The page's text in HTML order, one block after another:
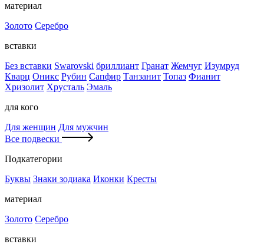
материал
Золото Серебро
вставки
Без вставки Swarovski бриллиант Гранат Жемчуг Изумруд
Кварц Оникс Рубин Сапфир Танзанит Топаз Фианит
Хризолит Хрусталь Эмаль
для кого
Для женщин Для мужчин
Все подвески
Подкатегории
Буквы Знаки зодиака Иконки Кресты
материал
Золото Серебро
вставки